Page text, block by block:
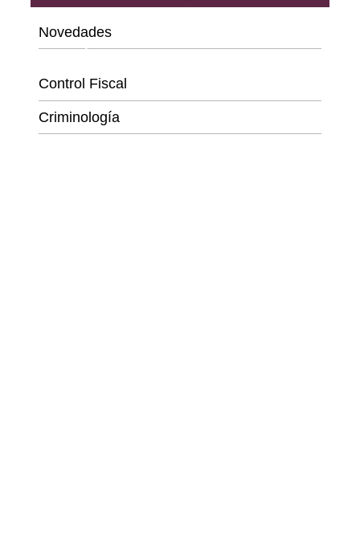
Novedades
Categorías
Control Fiscal
Criminología